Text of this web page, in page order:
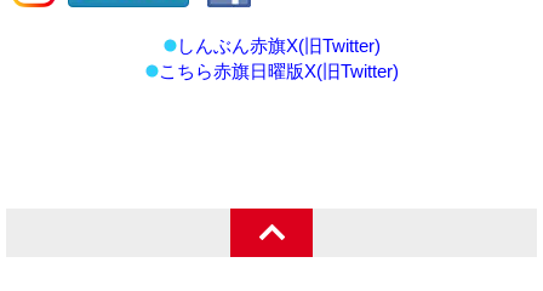
しんぶん赤旗X(旧Twitter)
こちら赤旗日曜版X(旧Twitter)